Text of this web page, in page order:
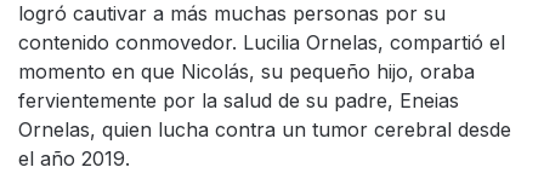
logró cautivar a más muchas personas por su
contenido conmovedor. Lucilia Ornelas, compartió el
momento en que Nicolás, su pequeño hijo, oraba
fervientemente por la salud de su padre, Eneias
Ornelas, quien lucha contra un tumor cerebral desde
el año 2019.